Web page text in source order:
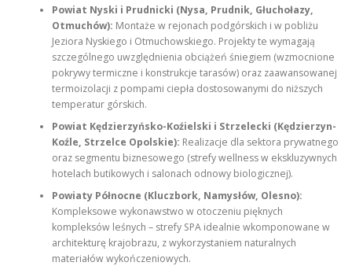
Powiat Nyski i Prudnicki (Nysa, Prudnik, Głuchołazy,
Otmuchów): Montaże w rejonach podgórskich i w pobliżu
Jeziora Nyskiego i Otmuchowskiego. Projekty te wymagają
szczególnego uwzględnienia obciążeń śniegiem (wzmocnione
pokrywy termiczne i konstrukcje tarasów) oraz zaawansowanej
termoizolacji z pompami ciepła dostosowanymi do niższych
temperatur górskich.
Powiat Kędzierzyńsko-Koźielski i Strzelecki (Kędzierzyn-
Koźle, Strzelce Opolskie): Realizacje dla sektora prywatnego
oraz segmentu biznesowego (strefy wellness w ekskluzywnych
hotelach butikowych i salonach odnowy biologicznej).
Powiaty Północne (Kluczbork, Namysłów, Olesno):
Kompleksowe wykonawstwo w otoczeniu pięknych
kompleksów leśnych – strefy SPA idealnie wkomponowane w
architekturę krajobrazu, z wykorzystaniem naturalnych
materiałów wykończeniowych.